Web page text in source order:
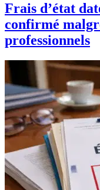
Frais d’état
confirmé
professionnels